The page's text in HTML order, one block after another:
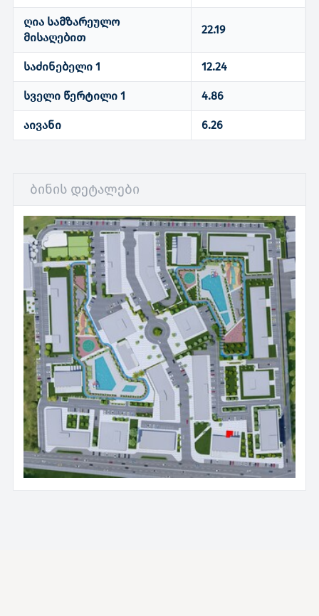
ღია სამზარეულო
მისაღებით
22.19
საძინებელი 1 12.24
სველი წერტილი 1 4.86
აივანი 6.26
ბინის დეტალები